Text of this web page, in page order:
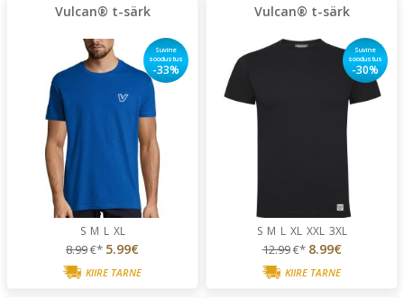
Vulcan® t-särk
Suvine
soodustus
-33%
S M L XL
8.99€* 5.99€
KIIRE TARNE
Vulcan® t-särk
Suvine
soodustus
-30%
S M L XL XXL 3XL
12.99€* 8.99€
KIIRE TARNE